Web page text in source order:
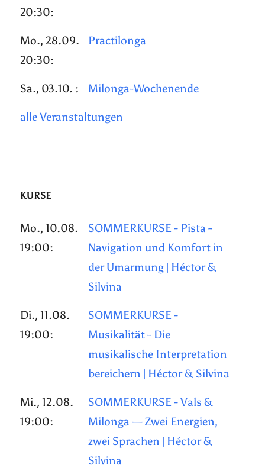
20:30:
Mo., 28.09.
20:30:
Practilonga
Sa., 03.10. : Milonga-Wochenende
alle Veranstaltungen
KURSE
Mo., 10.08.
19:00:
SOMMERKURSE - Pista -
Navigation und Komfort in
der Umarmung | Héctor &
Silvina
Di., 11.08.
19:00:
SOMMERKURSE -
Musikalität - Die
musikalische Interpretation
bereichern | Héctor & Silvina
Mi., 12.08.
19:00:
SOMMERKURSE - Vals &
Milonga — Zwei Energien,
zwei Sprachen | Héctor &
Silvina